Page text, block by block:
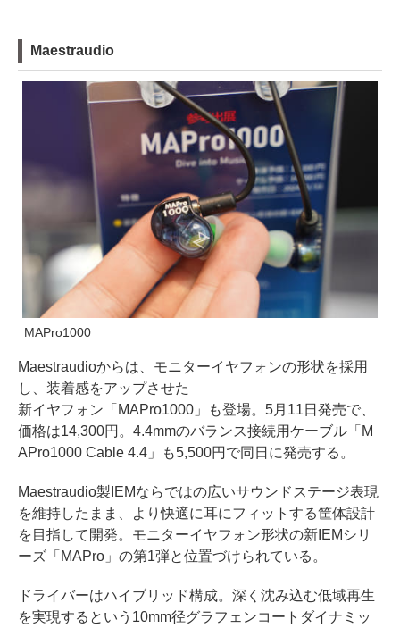
Maestraudio
MAPro1000
Maestraudioからは、モニターイヤフォンの形状を採用
し、装着感をアップさせた
新イヤフォン「MAPro1000」も登場。5月11日発売で、
価格は14,300円。4.4mmのバランス接続用ケーブル「M
APro1000 Cable 4.4」も5,500円で同日に発売する。
Maestraudio製IEMならではの広いサウンドステージ表現
を維持したまま、より快適に耳にフィットする筐体設計
を目指して開発。モニターイヤフォン形状の新IEMシリ
ーズ「MAPro」の第1弾と位置づけられている。
ドライバーはハイブリッド構成。深く沈み込む低域再生
を実現するという10mm径グラフェンコートダイナミッ